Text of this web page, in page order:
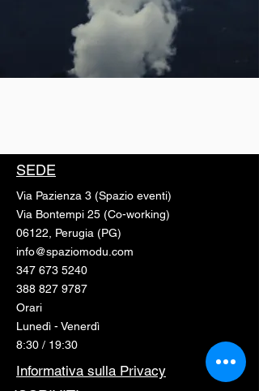
SEDE
Via Pazienza 3 (Spazio eventi)
Via Bontempi 25 (Co-working)
06122, Perugia (PG)
info@spaziomodu.com
347 673 5240
388 827 9787
Orari
Lunedì - Venerdì
8:30 / 19:30
Informativa sulla Privacy